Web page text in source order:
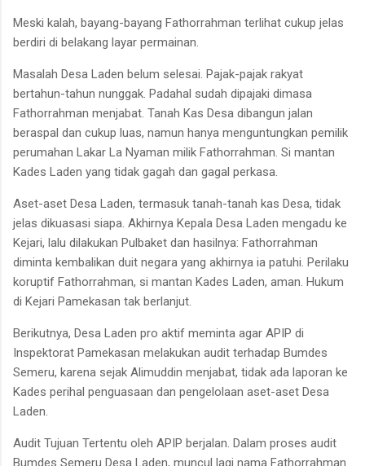
Meski kalah, bayang-bayang Fathorrahman terlihat cukup jelas
berdiri di belakang layar permainan.
Masalah Desa Laden belum selesai. Pajak-pajak rakyat
bertahun-tahun nunggak. Padahal sudah dipajaki dimasa
Fathorrahman menjabat. Tanah Kas Desa dibangun jalan
beraspal dan cukup luas, namun hanya menguntungkan pemilik
perumahan Lakar La Nyaman milik Fathorrahman. Si mantan
Kades Laden yang tidak gagah dan gagal perkasa.
Aset-aset Desa Laden, termasuk tanah-tanah kas Desa, tidak
jelas dikuasasi siapa. Akhirnya Kepala Desa Laden mengadu ke
Kejari, lalu dilakukan Pulbaket dan hasilnya: Fathorrahman
diminta kembalikan duit negara yang akhirnya ia patuhi. Perilaku
koruptif Fathorrahman, si mantan Kades Laden, aman. Hukum
di Kejari Pamekasan tak berlanjut.
Berikutnya, Desa Laden pro aktif meminta agar APIP di
Inspektorat Pamekasan melakukan audit terhadap Bumdes
Semeru, karena sejak Alimuddin menjabat, tidak ada laporan ke
Kades perihal penguasaan dan pengelolaan aset-aset Desa
Laden.
Audit Tujuan Tertentu oleh APIP berjalan. Dalam proses audit
Bumdes Semeru Desa Laden, muncul lagi nama Fathorrahman.